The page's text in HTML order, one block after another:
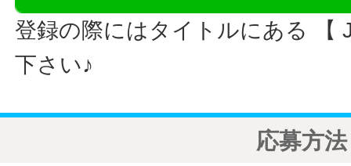
登録の際にはタイトルにある 【
下さい♪
応募方法